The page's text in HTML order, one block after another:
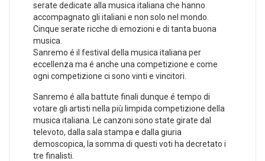
serate dedicate alla musica italiana che hanno
accompagnato gli italiani e non solo nel mondo.
Cinque serate ricche di emozioni e di tanta buona
musica.
Sanremo é il festival della musica italiana per
eccellenza ma é anche una competizione e come
ogni competizione ci sono vinti e vincitori.
Sanremo é alla battute finali dunque é tempo di
votare gli artisti nella più limpida competizione della
musica italiana. Le canzoni sono state girate dal
televoto, dalla sala stampa e dalla giuria
demoscopica, la somma di questi voti ha decretato i
tre finalisti.